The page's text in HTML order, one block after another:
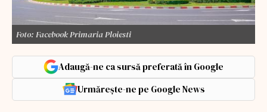
Foto: Facebook Primaria Ploiesti
Adaugă-ne ca sursă preferată în Google
Urmărește-ne pe Google News